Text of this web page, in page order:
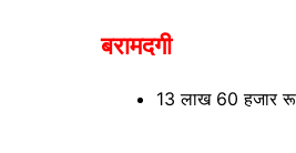
बरामदगी
13 लाख 60 हजार